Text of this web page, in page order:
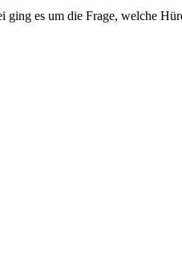
ging es um die Frage, welche